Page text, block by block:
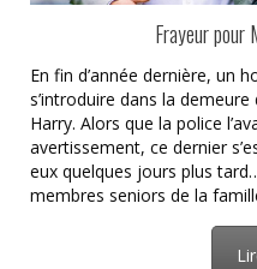
Frayeur pour
En fin d’année dernière, un
s’introduire dans la
Harry. Alors que la police
avertissement, ce dernier
eux quelques jours plus
membres seniors de la